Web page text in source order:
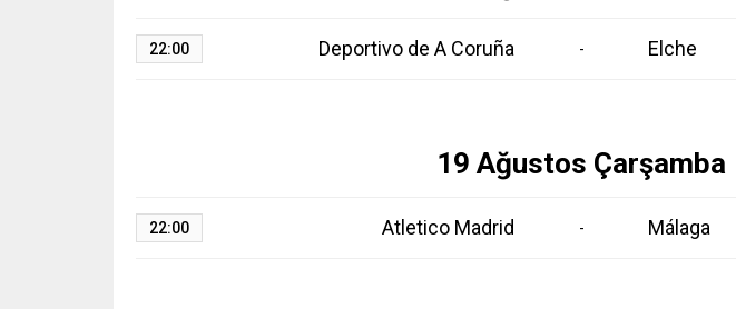
22:00 Deportivo de A Coruña - Elche
19 Ağustos Çarşamba
22:00 Atletico Madrid - Málaga